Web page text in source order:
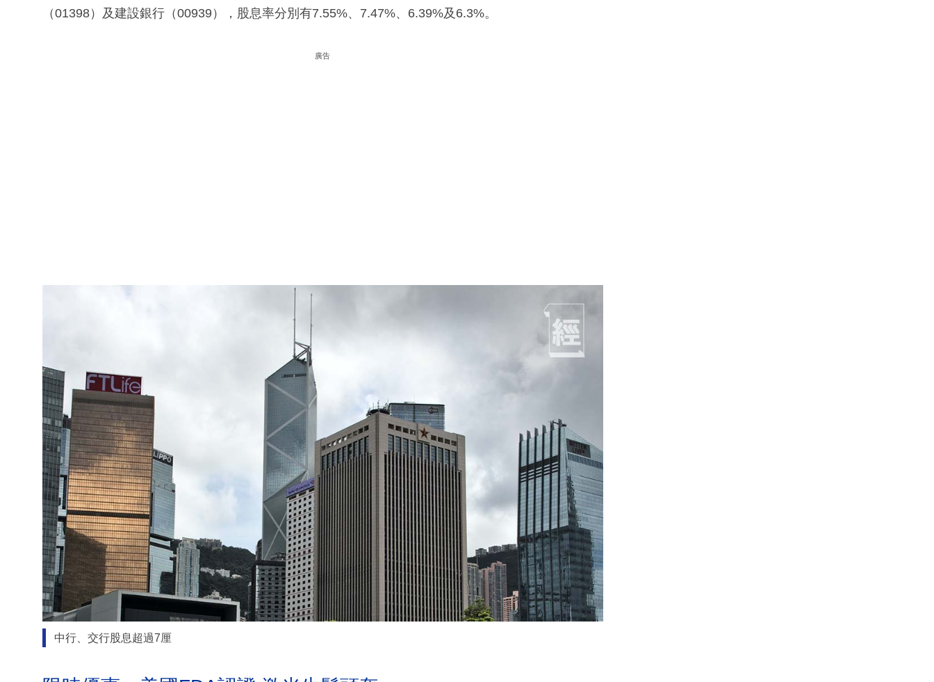
（01398）及建設銀行（00939），股息率分別有7.55%、7.47%、6.39%及6.3%。
廣告
中行、交行股息超過7厘